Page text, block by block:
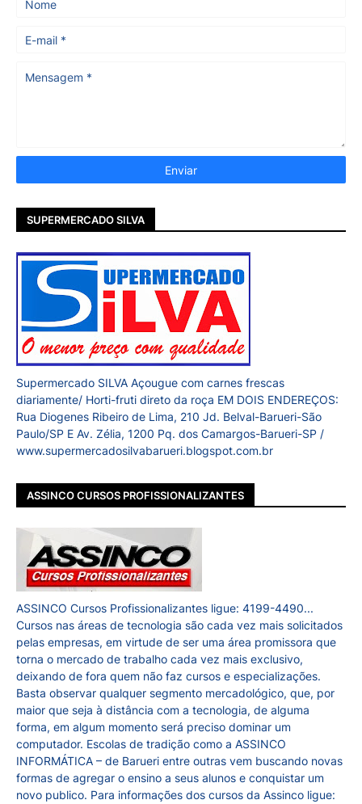
SUPERMERCADO SILVA
Supermercado SILVA Açougue com carnes frescas
diariamente/ Horti-fruti direto da roça EM DOIS ENDEREÇOS:
Rua Diogenes Ribeiro de Lima, 210 Jd. Belval-Barueri-São
Paulo/SP E Av. Zélia, 1200 Pq. dos Camargos-Barueri-SP /
www.supermercadosilvabarueri.blogspot.com.br
ASSINCO CURSOS PROFISSIONALIZANTES
ASSINCO Cursos Profissionalizantes ligue: 4199-4490...
Cursos nas áreas de tecnologia são cada vez mais solicitados
pelas empresas, em virtude de ser uma área promissora que
torna o mercado de trabalho cada vez mais exclusivo,
deixando de fora quem não faz cursos e especializações.
Basta observar qualquer segmento mercadológico, que, por
maior que seja à distância com a tecnologia, de alguma
forma, em algum momento será preciso dominar um
computador. Escolas de tradição como a ASSINCO
INFORMÁTICA – de Barueri entre outras vem buscando novas
formas de agregar o ensino a seus alunos e conquistar um
novo publico. Para informações dos cursos da Assinco ligue: